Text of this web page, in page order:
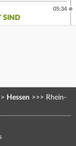
SIND
05:34
Hessen >>> Rhein-